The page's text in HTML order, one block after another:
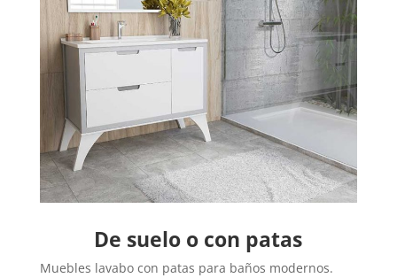
De suelo o con patas
Muebles lavabo con patas para baños modernos.